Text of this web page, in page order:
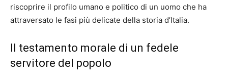
riscoprire il profilo umano e politico di un uomo che ha
attraversato le fasi più delicate della storia d’Italia.
Il testamento morale di un fedele
servitore del popolo